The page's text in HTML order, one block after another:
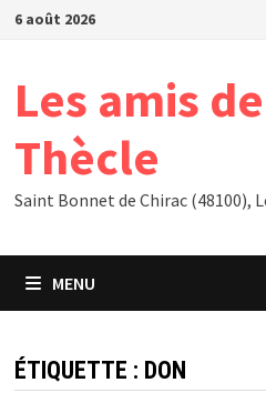
Passer
6 août 2026
Les amis
Thècle
Saint Bonnet de Chirac (48100),
MENU
ÉTIQUETTE : DON